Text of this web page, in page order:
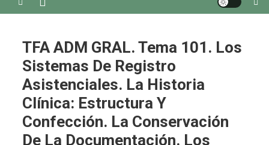
TFA ADM GRAL. Tema 101. Los
Sistemas De Registro
Asistenciales. La Historia
Clínica: Estructura Y
Confección. La Conservación
De La Documentación. Los